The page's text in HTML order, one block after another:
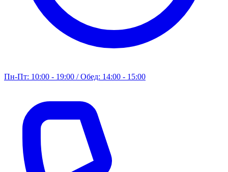
Пн-Пт: 10:00 - 19:00 / Обед: 14:00 - 15:00